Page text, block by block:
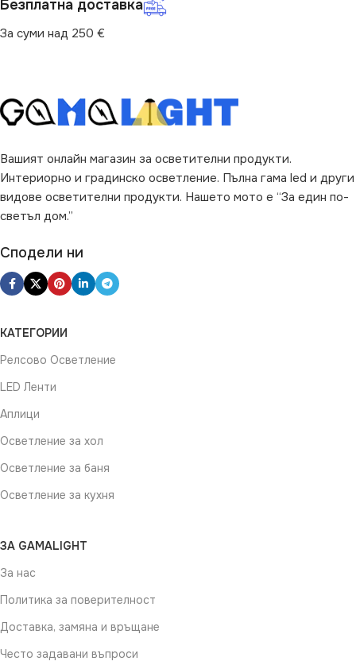
Безплатна доставка
За суми над 250 €
Вашият онлайн магазин за осветителни продукти.
Интериорно и градинско осветление. Пълна гама led и други
видове осветителни продукти. Нашето мото е “За един по-
светъл дом.”
Сподели ни
КАТЕГОРИИ
Релсово Осветление
LED Ленти
Аплици
Осветление за хол
Осветление за баня
Осветление за кухня
ЗА GAMALIGHT
За нас
Политика за поверителност
Доставка, замяна и връщане
Често задавани въпроси